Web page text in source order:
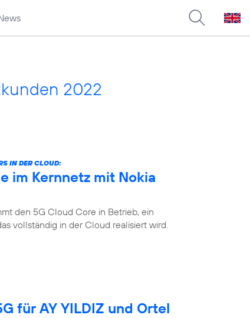
2022
IN DER CLOUD:
im Kernnetz mit Nokia
den 5G Cloud Core in Betrieb, ein
vollständig in der Cloud realisiert wird.
für AY YILDIZ und Ortel